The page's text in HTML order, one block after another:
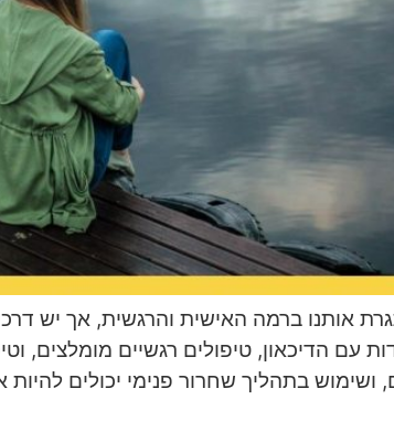
אותנו ברמה האישית והרגשית, אך יש
עם הדיכאון, טיפולים רגשיים מומלצים,
ושימוש בתהליך שחרור פנימי יכולים